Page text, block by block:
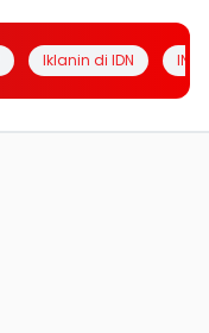
Iklanin di IDN